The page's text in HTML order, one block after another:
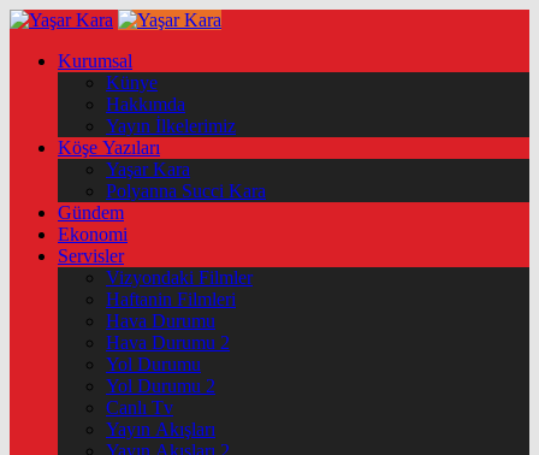
Kurumsal
Künye
Hakkımda
Yayın İlkelerimiz
Köşe Yazıları
Yaşar Kara
Polyanna Succi Kara
Gündem
Ekonomi
Servisler
Vizyondaki Filmler
Haftanin Filmleri
Hava Durumu
Hava Durumu 2
Yol Durumu
Yol Durumu 2
Canlı Tv
Yayın Akışları
Yayın Akışları 2